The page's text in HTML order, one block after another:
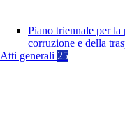
Piano triennale per la
corruzione e della
Atti generali 25